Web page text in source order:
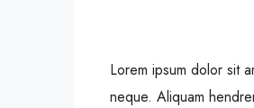
Lorem ipsum dolor sit
neque. Aliquam